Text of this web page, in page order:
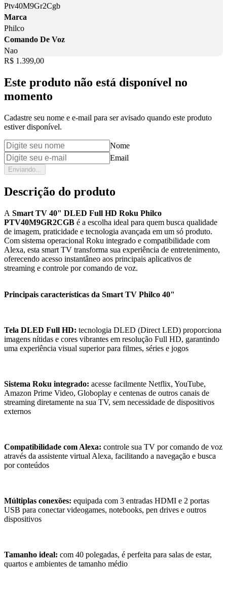
Ptv40M9Gr2Cgb
Marca
Philco
Comando De Voz
Nao
Price:
R$ 1.399,00
Este produto não está disponível no
momento
Cadastre seu nome e e-mail para ser avisado quando este produto
estiver disponível.
Nome
Email
Enviando...
Descrição do produto
A Smart TV 40" DLED Full HD Roku Philco
PTV40M9GR2CGB é a escolha ideal para quem busca qualidade
de imagem, praticidade e tecnologia avançada em um só produto.
Com sistema operacional Roku integrado e compatibilidade com
Alexa, esta smart TV transforma sua experiência de entretenimento,
oferecendo acesso instantâneo aos principais aplicativos de
streaming e controle por comando de voz.
Principais características da Smart TV Philco 40"
Tela DLED Full HD: tecnologia DLED (Direct LED) proporciona
imagens nítidas e cores vibrantes em resolução Full HD, garantindo
uma experiência visual superior para filmes, séries e jogos
Sistema Roku integrado: acesse facilmente Netflix, YouTube,
Amazon Prime Video, Globoplay e centenas de outros canais de
streaming diretamente na sua TV, sem necessidade de dispositivos
externos
Compatibilidade com Alexa: controle sua TV por comando de voz
através da assistente virtual Alexa, facilitando a navegação e busca
por conteúdos
Múltiplas conexões: equipada com 3 entradas HDMI e 2 portas
USB para conectar videogames, notebooks, pen drives e outros
dispositivos
Tamanho ideal: com 40 polegadas, é perfeita para salas de estar,
quartos e ambientes de tamanho médio